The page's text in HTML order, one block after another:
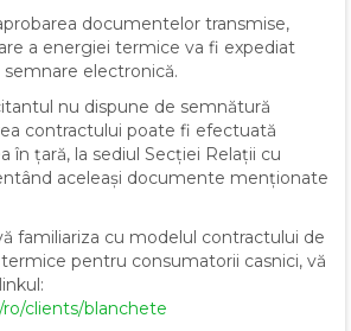
documentelor transmise,
a energiei termice va fi expediat
electronică.
nu dispune de semnătură
contractului poate fi efectuată
în țară, la sediul Secției Relații cu
aceleași documente menționate
familiariza cu modelul contractului de
pentru consumatorii casnici, vă
clients/blanchete